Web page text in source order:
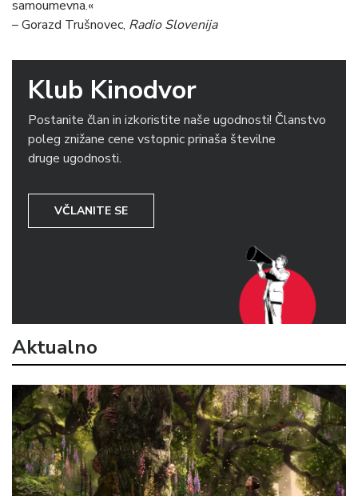
samoumevna.«
– Gorazd Trušnovec, Radio Slovenija
Klub Kinodvor
Postanite član in izkoristite naše ugodnosti! Članstvo
poleg znižane cene vstopnic prinaša številne
druge ugodnosti.
VČLANITE SE
Aktualno